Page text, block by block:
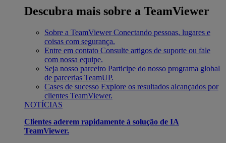
Descubra mais sobre a TeamViewer
Sobre a TeamViewer Conectando pessoas, lugares e
coisas com segurança.
Entre em contato Consulte artigos de suporte ou fale
com nossa equipe.
Seja nosso parceiro Participe do nosso programa global
de parcerias TeamUP.
Cases de sucesso Explore os resultados alcançados por
clientes TeamViewer.
NOTÍCIAS
Clientes aderem rapidamente à solução de IA
TeamViewer.